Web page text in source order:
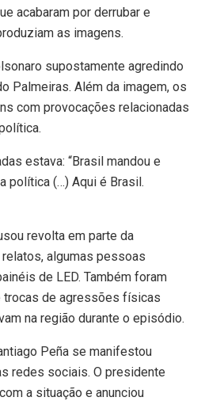
acabaram por derrubar e
as imagens.
supostamente agredindo
Palmeiras. Além da imagem, os
com provocações relacionadas
estava: “Brasil mandou e
política (…) Aqui é Brasil.
revolta em parte da
algumas pessoas
de LED. Também foram
de agressões físicas
na região durante o episódio.
Peña se manifestou
redes sociais. O presidente
a situação e anunciou